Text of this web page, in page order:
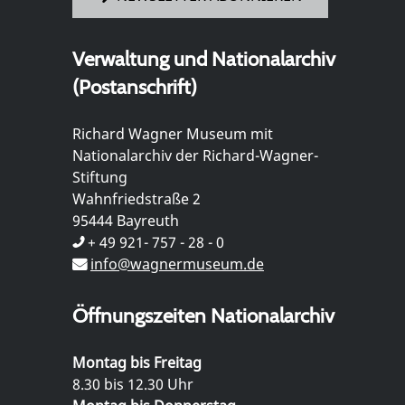
Verwaltung und Nationalarchiv
(Postanschrift)
Richard Wagner Museum mit
Nationalarchiv der Richard-Wagner-
Stiftung
Wahnfriedstraße 2
95444 Bayreuth
+ 49 921- 757 - 28 - 0
info@wagnermuseum.de
Öffnungszeiten Nationalarchiv
Montag bis Freitag
8.30 bis 12.30 Uhr